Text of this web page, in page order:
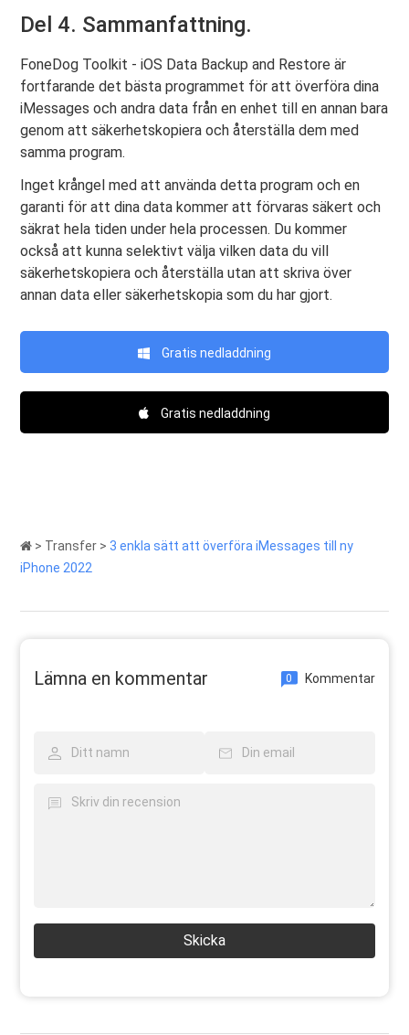
Del 4. Sammanfattning.
FoneDog Toolkit - iOS Data Backup and Restore är
fortfarande det bästa programmet för att överföra dina
iMessages och andra data från en enhet till en annan bara
genom att säkerhetskopiera och återställa dem med
samma program.
Inget krångel med att använda detta program och en
garanti för att dina data kommer att förvaras säkert och
säkrat hela tiden under hela processen. Du kommer
också att kunna selektivt välja vilken data du vill
säkerhetskopiera och återställa utan att skriva över
annan data eller säkerhetskopia som du har gjort.
Gratis nedladdning
Gratis nedladdning
> Transfer > 3 enkla sätt att överföra iMessages till ny
iPhone 2022
Lämna en kommentar 0 Kommentar
Skicka